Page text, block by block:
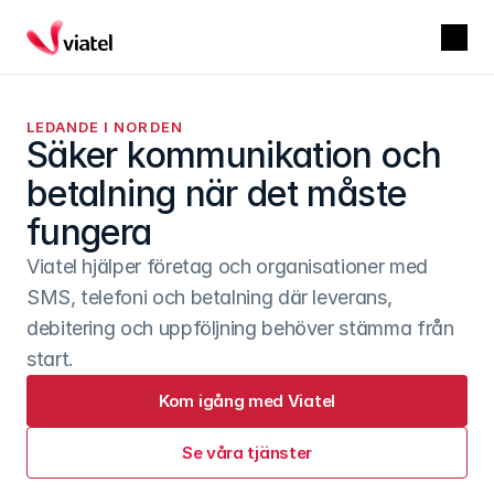
LEDANDE I NORDEN
Säker kommunikation och
betalning när det måste
fungera
Viatel hjälper företag och organisationer med
SMS, telefoni och betalning där leverans,
debitering och uppföljning behöver stämma från
start.
Kom igång med Viatel
Se våra tjänster